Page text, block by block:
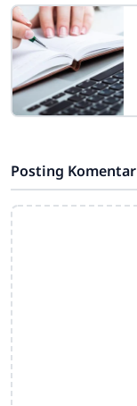
Posting Komentar